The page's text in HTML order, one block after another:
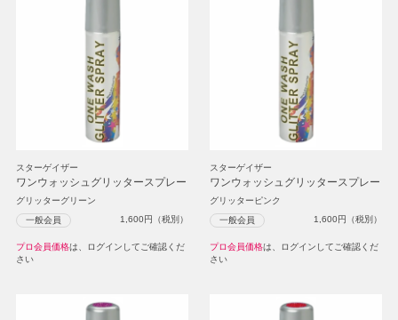
スターゲイザー
ワンウォッシュグリッタースプレー
グリッターグリーン
一般会員 1,600円（税別）
プロ会員価格は、ログインしてご確認くだ
さい
スターゲイザー
ワンウォッシュグリッタースプレー
グリッターピンク
一般会員 1,600円（税別）
プロ会員価格は、ログインしてご確認くだ
さい